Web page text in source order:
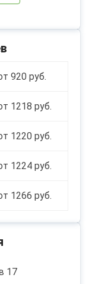
920 руб.
1218 руб.
1220 руб.
1224 руб.
1266 руб.
17